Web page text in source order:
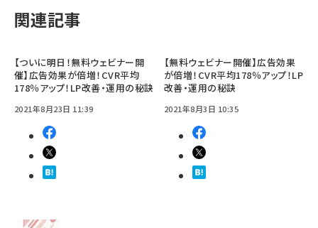
関連記事
【ついに明日！無料ウェビナー開
催】広告効果が倍増！CVR平均
178％アップ！LP改善・運用の秘訣
2021年8月23日 11:39
【無料ウェビナー開催】広告効果
が倍増！CVR平均178％アップ！LP
改善・運用の秘訣
2021年8月3日 10:35